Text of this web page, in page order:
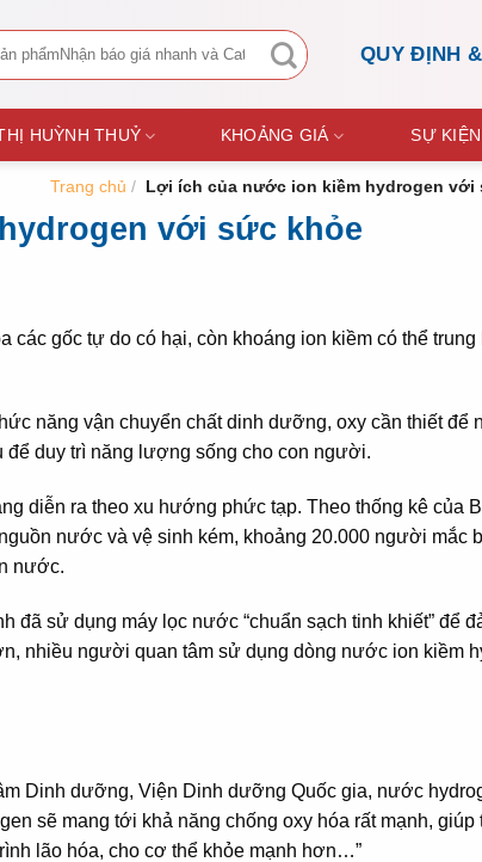
QUY ĐỊNH
HUỲNH THUỶ KHOẢNG GIÁ SỰ KIỆN
Trang chủ / Lợi ích của nước ion kiềm hydrogen với
với sức khỏe
các gốc tự do có hại, còn khoáng ion kiềm có thể
năng vận chuyển chất dinh dưỡng, oxy cần thiết để
để duy trì năng lượng sống cho con người.
diễn ra theo xu hướng phức tạp. Theo thống kê của
nước và vệ sinh kém, khoảng 20.000 người mắc
nước.
đã sử dụng máy lọc nước “chuẩn sạch tinh khiết” để
nhiều người quan tâm sử dụng dòng nước ion kiềm
Dinh dưỡng, Viện Dinh dưỡng Quốc gia, nước
sẽ mang tới khả năng chống oxy hóa rất mạnh, giúp
lão hóa, cho cơ thể khỏe mạnh hơn…”